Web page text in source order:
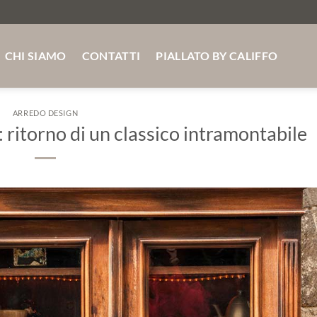
SU MISURA ABETE - ROVERE -FRASSINO
CHI SIAMO CONTATTI PIALLATO BY CALIFFO
ARREDO DESIGN
ritorno di un classico intramontabile